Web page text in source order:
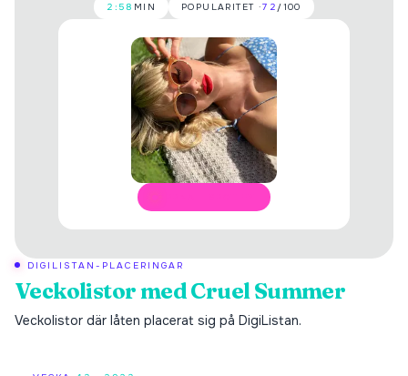
2:58 MIN POPULARITET ·72 /100
DIGILISTAN-PLACERINGAR
Veckolistor medCruel Summer
Veckolistor där låten placerat sig på DigiListan.